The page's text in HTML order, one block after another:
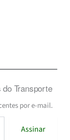
Transporte
por e-mail.
Assinar